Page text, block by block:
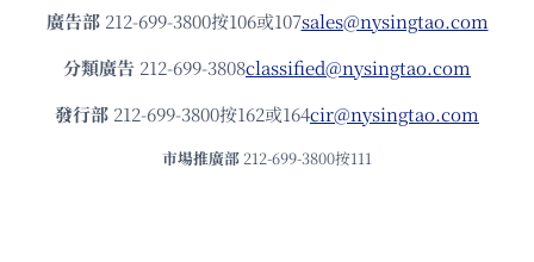
廣告部212-699-3800按106或107sales@nysingtao.com
分類廣告 212-699-3808classified@nysingtao.com
發⾏部 212-699-3800按162或164cir@nysingtao.com
市場推廣部 212-699-3800按111